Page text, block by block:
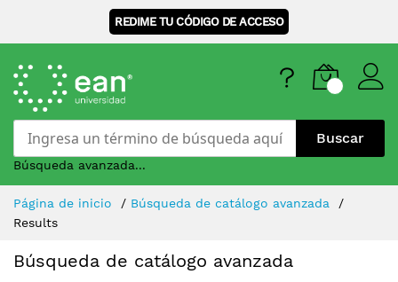
REDIME TU CÓDIGO DE ACCESO
Buscar
Búsqueda avanzada...
Skip
Content
Página de inicio
Búsqueda de catálogo avanzada
Results
Búsqueda de catálogo avanzada